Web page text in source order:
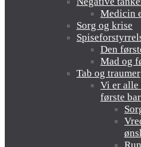
Medicin
Sorg og krise
Den
Mad og
Tab og traumer
Vi er alle
første